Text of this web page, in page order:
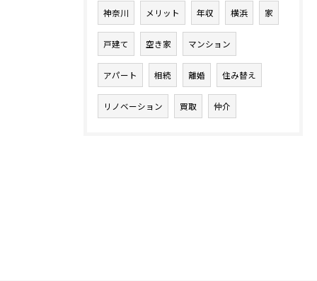
神奈川 メリット 年収 横浜 家
戸建て 空き家 マンション
アパート 相続 離婚 住み替え
リノベーション 買取 仲介